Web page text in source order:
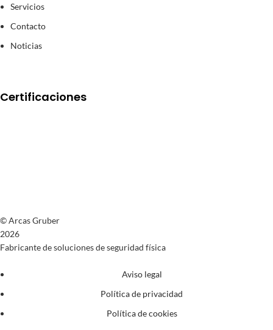
Servicios
Contacto
Noticias
Certificaciones
© Arcas Gruber
2026
Fabricante de soluciones de seguridad física
Aviso legal
Política de privacidad
Política de cookies